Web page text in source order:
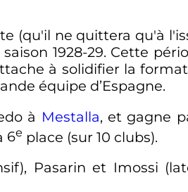
(qu'il ne quittera qu'à
1928-29. Cette
à solidifier la
équipe d’Espagne.
à Mestalla, et gagne
6e place (sur 10 clubs).
Pasarin et Imossi